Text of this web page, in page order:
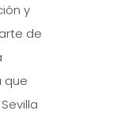
y
de
que